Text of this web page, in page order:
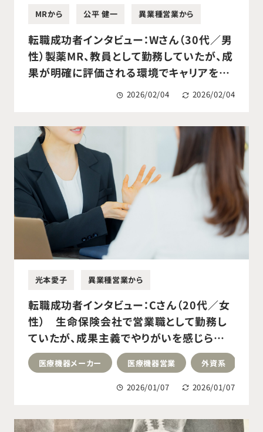
MRから 公平 健一 異業種営業から
転職成功者インタビュー：Wさん（30代／男
性）製薬MR、教員として勤務していたが、成
果が明確に評価される環境でキャリアを築
きたく転職活動を開始。医療機器メーカー
2026/02/04 2026/02/04
光本愛子 異業種営業から
転職成功者インタビュー：Cさん（20代／女
性） 生命保険会社で営業職として勤務し
ていたが、成果主義でやりがいを感じられ
る環境を求めて転職活動を開始。医療機器
メーカーの営業職へ転職成功。
医療機器メーカー 医療機器営業 外資系
2026/01/07 2026/01/07